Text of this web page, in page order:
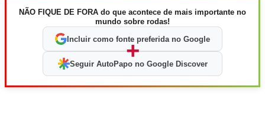
NÃO FIQUE DE FORA do que acontece de mais importante no
mundo sobre rodas!
Incluir como fonte preferida no Google
+
Seguir AutoPapo no Google Discover